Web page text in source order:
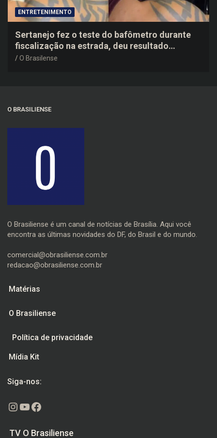
ENTRETENIMENTO
Sertanejo fez o teste do bafômetro durante
fiscalização na estrada, deu resultado
negativo e elogiou o trabalho dos agentes de
O Brasilense
O BRASILIENSE
O Brasiliense é um canal de notícias de Brasília. Aqui você
encontra as últimas novidades do DF, do Brasil e do mundo.
comercial@obrasiliense.com.br
redacao@obrasiliense.com.br
Matérias
O Brasiliense
Política de privacidade
Mídia Kit
Siga-nos:
Instagram
Youtube
Facebook
TV O Brasiliense